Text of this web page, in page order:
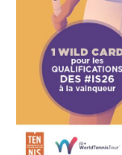
- Parkings à
- Restauration
- Accès libre
billet gratuit